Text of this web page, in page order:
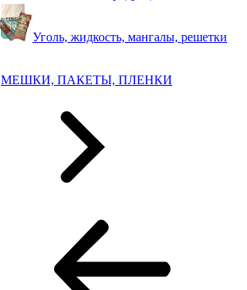
Уголь, жидкость, мангалы, решетки
МЕШКИ, ПАКЕТЫ, ПЛЕНКИ